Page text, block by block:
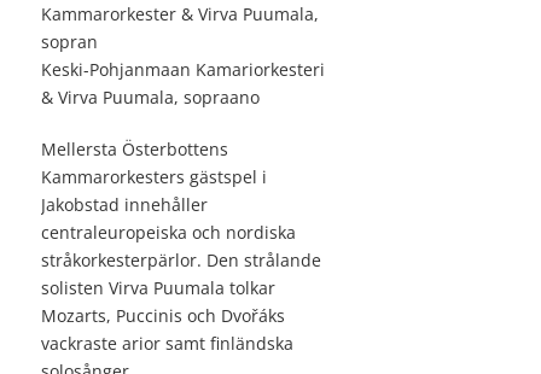
Kammarorkester & Virva Puumala,
sopran
Keski-Pohjanmaan Kamariorkesteri
& Virva Puumala, sopraano
Mellersta Österbottens
Kammarorkesters gästspel i
Jakobstad innehåller
centraleuropeiska och nordiska
stråkorkesterpärlor. Den strålande
solisten Virva Puumala tolkar
Mozarts, Puccinis och Dvořáks
vackraste arior samt finländska